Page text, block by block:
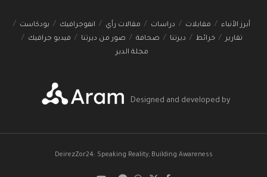
أبرز الأنباء مقابلات دراسات مقالات رأي انفوجرافيك
بودكاست
تقارير
خرائط ديرتنا صحافة صور من ديرتنا
فيديو جرافيك
مجلة الدير
Designed and developed by
DeirezZor24: Speaking Reality, Building Awareness